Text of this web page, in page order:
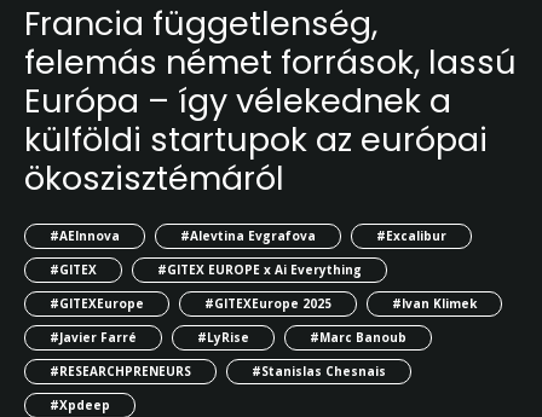
Francia függetlenség,
felemás német források, lassú
Európa – így vélekednek a
külföldi startupok az európai
ökoszisztémáról
#AEInnova #Alevtina Evgrafova
#Excalibur
#GITEX
#GITEX EUROPE x Ai Everything
#GITEXEurope
#GITEXEurope 2025
#Ivan Klimek
#Javier Farré
#LyRise
#Marc Banoub
#RESEARCHPRENEURS
#Stanislas Chesnais
#Xpdeep